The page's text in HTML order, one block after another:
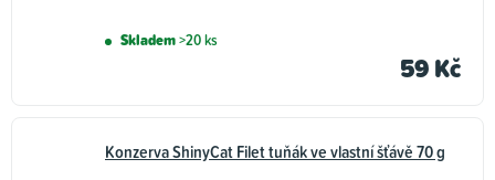
Skladem>20 ks
59 Kč
Konzerva ShinyCat Filet tuňák ve vlastní šťávě 70 g